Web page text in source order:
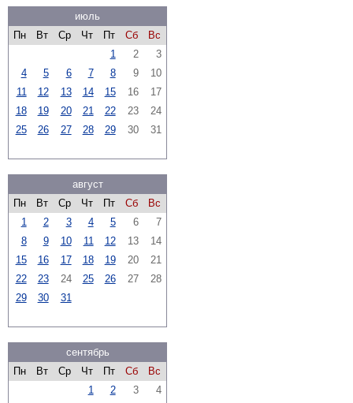
июль
Пн
Вт Ср Чт Пт Сб
Вс
1
2
3
4
5 6 7 8 9
10
11
12 13 14 15 16
17
18
19 20 21 22 23
24
25
26 27 28 29 30 31
август
Пн
Вт Ср Чт Пт Сб
Вс
1
2 3 4 5 6
7
8
9 10 11 12 13
14
15
16 17 18 19 20
21
22
23 24 25 26 27
28
29
30 31
сентябрь
Пн
Вт Ср Чт Пт Сб
Вс
1
2 3
4